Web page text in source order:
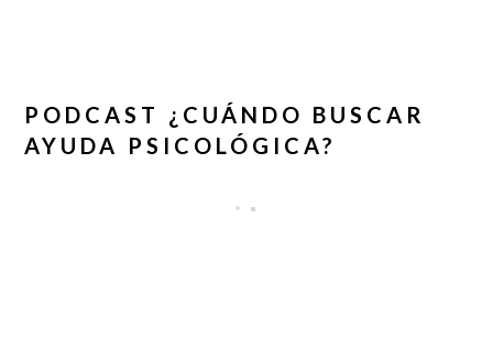
PODCAST ¿CUÁNDO BUSCAR
AYUDA PSICOLÓGICA?